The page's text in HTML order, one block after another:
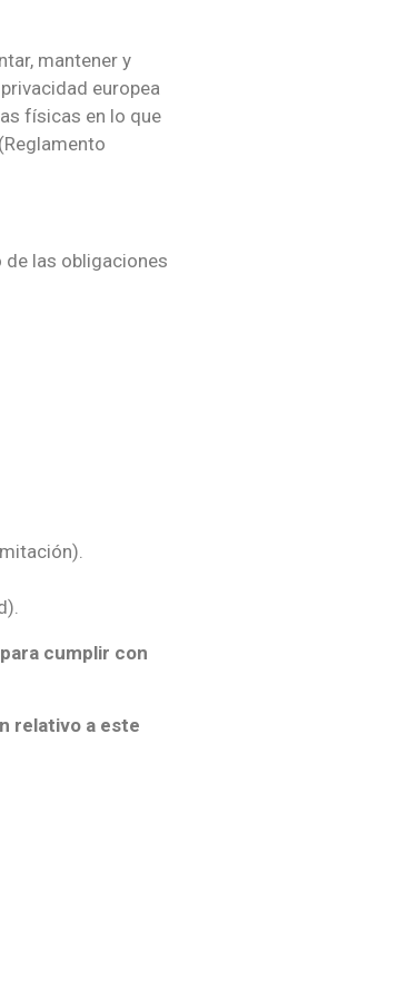
mantener y
europea
físicas en lo que
de las obligaciones
cumplir con
relativo a este